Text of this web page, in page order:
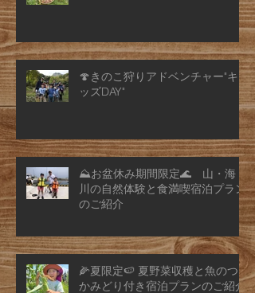
🍄きのこ狩りアドベンチャー"キ
ッズDAY"
⛰️お盆休み期間限定🌊 山・海・
川の自然体験と食満喫宿泊プラン
のご紹介
🌽夏限定🍉 夏野菜収穫と魚のつ
かみどり付き宿泊プランのご紹介